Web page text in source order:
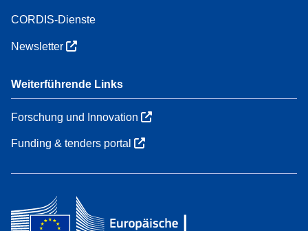
CORDIS-Dienste
Newsletter
Weiterführende Links
Forschung und Innovation
Funding & tenders portal